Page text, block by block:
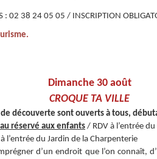
: 02 38 24 05 05 / INSCRIPTION
Dimanche 30 août
CROQUE TA VILLE
découverte sont ouverts à tous,
réservé aux enfants / RDV à l’entrée
l’entrée du Jardin de la Charpenterie
d’un endroit que l’on connaît,